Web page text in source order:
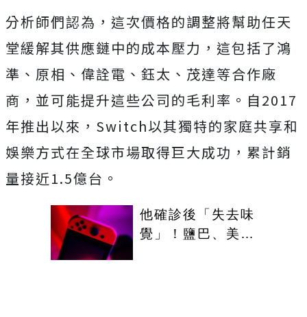
分析師們認為，這次價格的調整將幫助任天
堂緩解其供應鏈中的成本壓力，這包括了鴻
準、原相、偉詮電、鈺太、茂達等合作廠
商，並可能提升這些公司的毛利率。自2017
年推出以來，Switch以其獨特的家庭共享和
娛樂方式在全球市場取得巨大成功，累計銷
量接近1.5億台。
他確診後「失去味
覺」！鹽巴、美乃